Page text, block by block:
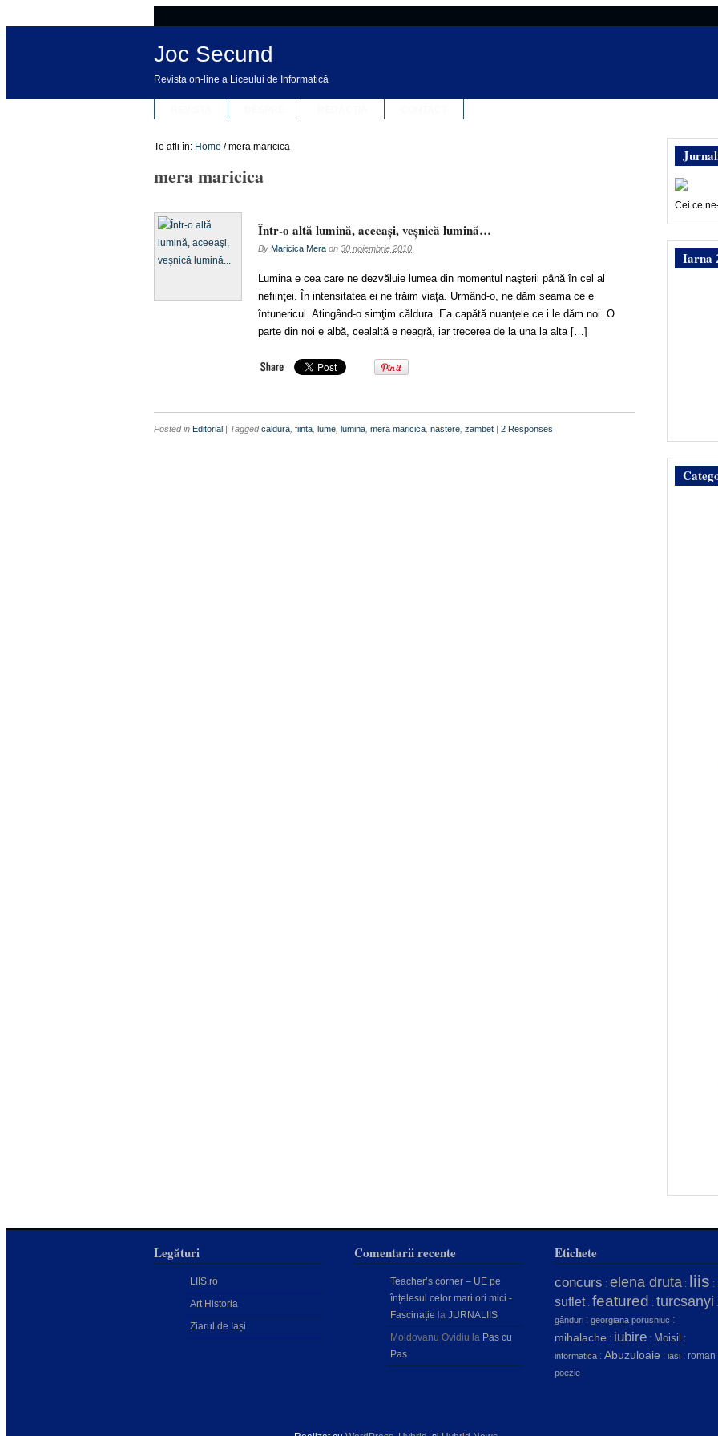
Joc Secund
Revista on-line a Liceului de Informatică
Te afli în: Home / mera maricica
mera maricica
Într-o altă lumină, aceeaşi, veşnică lumină…
By Maricica Mera on 30 noiembrie 2010
Lumina e cea care ne dezvăluie lumea din momentul naşterii până în cel al
nefiinţei. În intensitatea ei ne trăim viaţa. Urmând-o, ne dăm seama ce e
întunericul. Atingând-o simţim căldura. Ea capătă nuanţele ce i le dăm noi. O
parte din noi e albă, cealaltă e neagră, iar trecerea de la una la alta […]
Posted in Editorial | Taggedcaldura fiinta lume lumina mera maricica nastere zambet | 2 Responses
Cei ce
Iarna
Legături
LIIS.ro
Art Historia
Ziarul de Iași
Comentarii recente
Teacher’s corner – UE pe
înțelesul celor mari ori mici -
Fascinație la JURNALIIS
Moldovanu Ovidiu la Pas cu
Pas
Etichete
concurs : elena druta : liis :
suflet: featured : turcsanyi :
gânduri : georgiana porusniuc :
mihalache : iubire : Moisil :
informatica : Abuzuloaie : iasi : roman
poezie